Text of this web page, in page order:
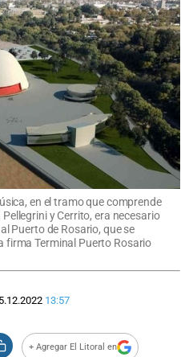
en el tramo que comprende
y Cerrito, era necesario
Puerto de Rosario, que se
firma Terminal Puerto Rosario
13:57
+ Agregar El Litoral en